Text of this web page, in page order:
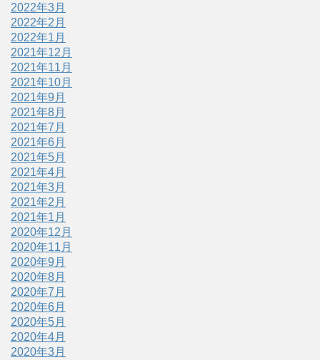
2022年3月
2022年2月
2022年1月
2021年12月
2021年11月
2021年10月
2021年9月
2021年8月
2021年7月
2021年6月
2021年5月
2021年4月
2021年3月
2021年2月
2021年1月
2020年12月
2020年11月
2020年9月
2020年8月
2020年7月
2020年6月
2020年5月
2020年4月
2020年3月